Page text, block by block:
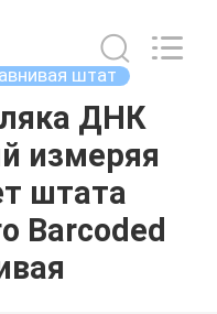
штат
ДНК
измеряя
штата
Barcoded